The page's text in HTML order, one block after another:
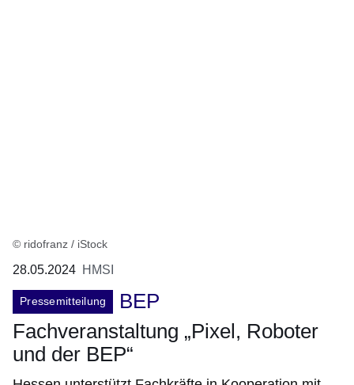
© ridofranz / iStock
28.05.2024 HMSI
Pressemitteilung
BEP
Fachveranstaltung „Pixel, Roboter
und der BEP“